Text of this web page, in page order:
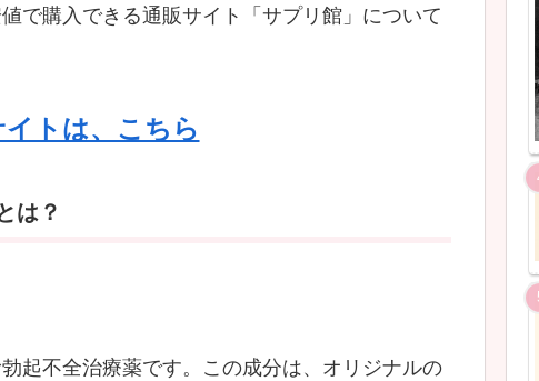
で購入できる通販サイト「サプリ館」について
トは、こちら
は？
起不全治療薬です。この成分は、オリジナルの